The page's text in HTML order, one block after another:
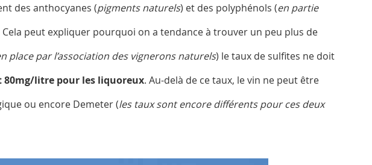
des anthocyanes (pigments naturels) et des polyphénols (en partie
peut expliquer pourquoi on a tendance à trouver un peu plus de
place par l’association des vignerons naturels) le taux de sulfites ne doit
80mg/litre pour les liquoreux. Au-delà de ce taux, le vin ne peut être
ou encore Demeter (les taux sont encore différents pour ces deux